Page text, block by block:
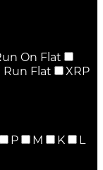
On Flat
Run Flat
XRP
P M K
L